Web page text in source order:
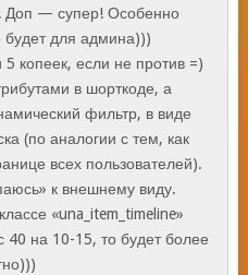
Доп — супер! Особенно
будет для админа)))
копеек, если не против =)
в шорткоде, а
фильтр, в виде
(по аналогии с тем, как
всех пользователей).
к внешнему виду.
«una_item_timeline»
40 на 10-15, то будет более